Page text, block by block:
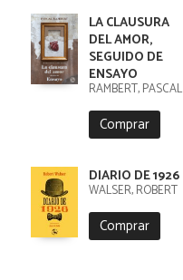
LA CLAUSURA
DEL AMOR,
SEGUIDO DE
ENSAYO
RAMBERT, PASCAL
Comprar
DIARIO DE 1926
WALSER, ROBERT
Comprar